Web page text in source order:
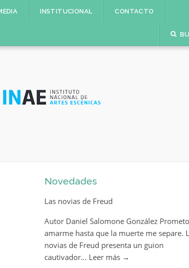
INSTITUCIONAL CONTACTO
Novedades
Las novias de Freud
Autor Daniel Salomone González Prometo
amarme hasta que la muerte me separe.
novias de Freud presenta un guion
cautivador… Leer más →